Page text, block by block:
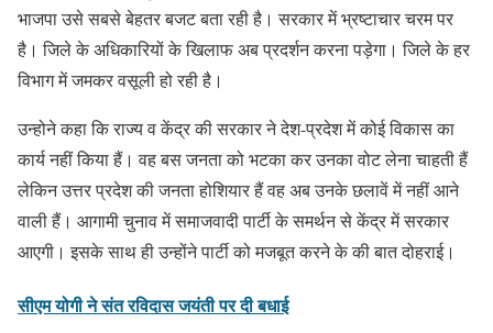
भाजपा उसे सबसे बेहतर बजट बता रही है। सरकार में भ्रष्टाचार चरम पर
है। जिले के अधिकारियों के खिलाफ अब प्रदर्शन करना पड़ेगा। जिले के हर
विभाग में जमकर वसूली हो रही है।
उन्होने कहा कि राज्य व केंद्र की सरकार ने देश-प्रदेश में कोई विकास का
कार्य नहीं किया हैं। वह बस जनता को भटका कर उनका वोट लेना चाहती हैं
लेकिन उत्तर प्रदेश की जनता होशियार हैं वह अब उनके छलावें में नहीं आने
वाली हैं। आगामी चुनाव में समाजवादी पार्टी के समर्थन से केंद्र में सरकार
आएगी। इसके साथ ही उन्होंने पार्टी को मजबूत करने के की बात दोहराई।
सीएम योगी ने संत रविदास जयंती पर दी बधाई